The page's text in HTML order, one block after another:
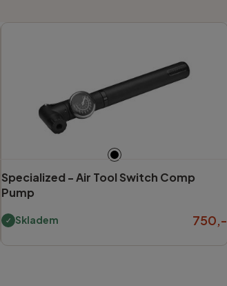
Specialized -Air Tool Switch Comp
Pump
Skladem 750,-